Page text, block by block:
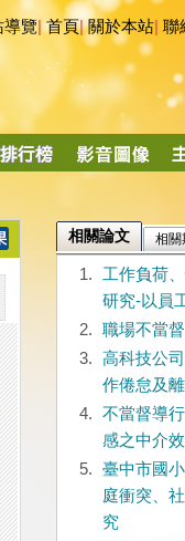
導覽|首頁|關於本站 聯
相關論文 相關
1.
工作負荷
研究-以員
2.
職場不當
3.
高科技公
作倦怠及
4.
不當督導
感之中介
5.
臺中市國
庭衝突、
究